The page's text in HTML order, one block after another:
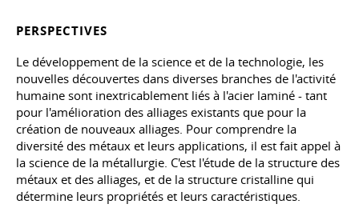
PERSPECTIVES
Le développement de la science et de la technologie, les
nouvelles découvertes dans diverses branches de l'activité
humaine sont inextricablement liés à l'acier laminé - tant
pour l'amélioration des alliages existants que pour la
création de nouveaux alliages. Pour comprendre la
diversité des métaux et leurs applications, il est fait appel à
la science de la métallurgie. C'est l'étude de la structure des
métaux et des alliages, et de la structure cristalline qui
détermine leurs propriétés et leurs caractéristiques.